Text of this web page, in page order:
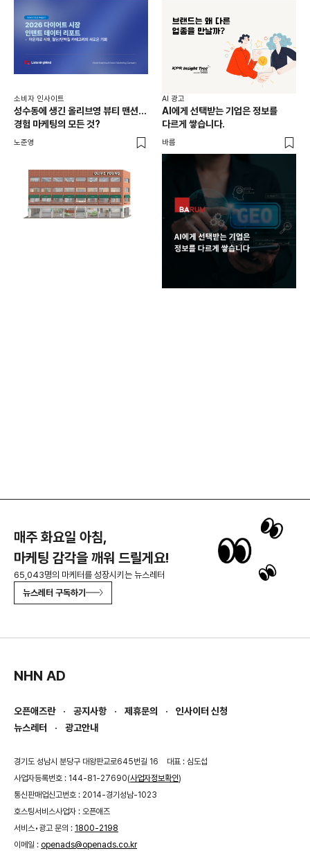
소비자 인사이트
성수동에 생긴 올리브영 뷰티 맨션...
경험 마케팅의 모든 것?
노준영
AI 광고
AI에게 선택받는 기업은 정보를
다르게 쌓습니다.
바름
매주 화요일 아침,
마케팅 감각을 깨워 드릴게요!
65,043명의 마케터를 성장시키는 뉴스레터
뉴스레터 구독하기
NHN AD
오픈애즈란 공지사항 제휴문의
인사이터 신청
뉴스레터
광고안내
경기도 성남시 분당구 대왕판교로645번길 16
대표 : 심도섭
사업자등록번호 : 144-81-27690(사업자정보확인)
통신판매업신고번호 : 2014-경기성남-1023
호스팅서비스사업자 : 오픈애즈
서비스•광고 문의 : 1800-2198
이메일 : openads@openads.co.kr